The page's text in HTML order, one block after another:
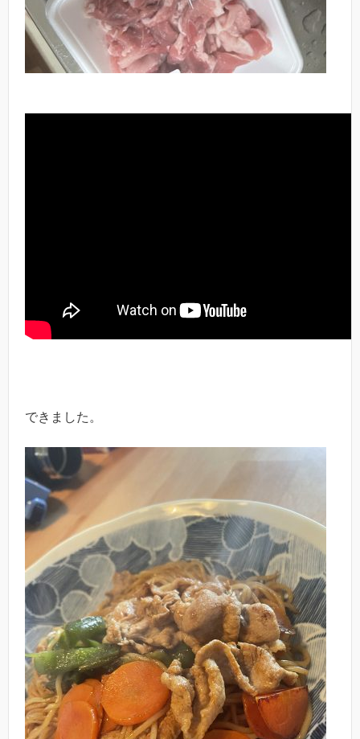
できました。